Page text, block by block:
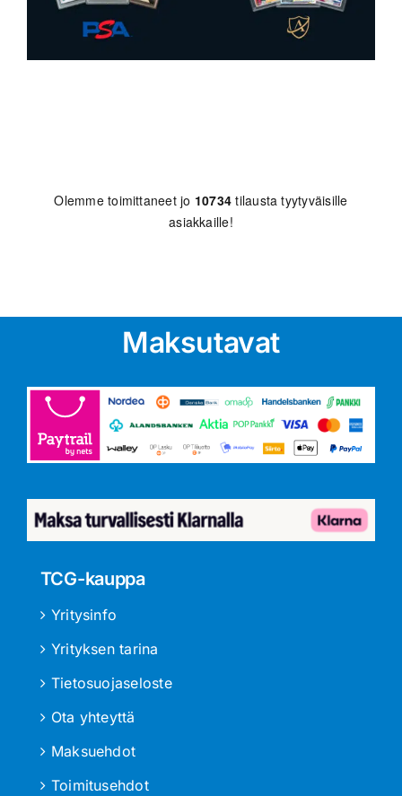
Olemme toimittaneet jo 10734 tilausta tyytyväisille
asiakkaille!
Maksutavat
TCG-kauppa
Yritysinfo
Yrityksen tarina
Tietosuojaseloste
Ota yhteyttä
Maksuehdot
Toimitusehdot